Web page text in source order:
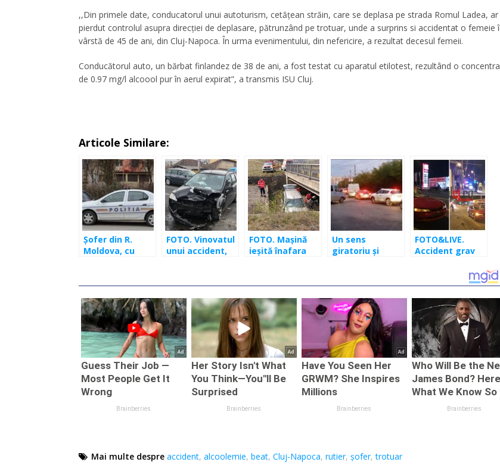
,,Din primele date, conducatorul unui autoturism, cetățean străin, care se deplasa pe strada Romul Ladea, ar
pierdut controlul asupra direcției de deplasare, pătrunzând pe trotuar, unde a surprins si accidentat o femeie
vârstă de 45 de ani, din Cluj-Napoca. În urma evenimentului, din nefericire, a rezultat decesul femeii.
Conducătorul auto, un bărbat finlandez de 38 de ani, a fost testat cu aparatul etilotest, rezultând o
de 0.97 mg/l alcoool pur în aerul expirat”, a transmis ISU Cluj.
Articole Similare:
Șofer din R.
Moldova, cu
reținut de
polițiști
FOTO. Vinovatul
unui accident,
Pagubă de 1.600
euro!
FOTO. Mașină
ieșită înafara
Nădășel
Un sens
giratoriu şi
şi fără permis,
implicat în
accident. A
fugit de la locul
faptei
FOTO&LIVE.
Accident grav
Pieton în stare
de ebrietate,
lovit de o
mașină
Mai multe despre accident, alcoolemie, beat, Cluj-Napoca, rutier, șofer,trotuar